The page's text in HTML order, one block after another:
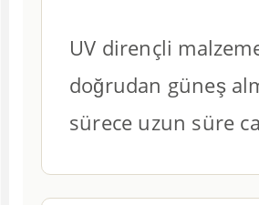
UV dirençli
doğrudan güneş
sürece uzun süre